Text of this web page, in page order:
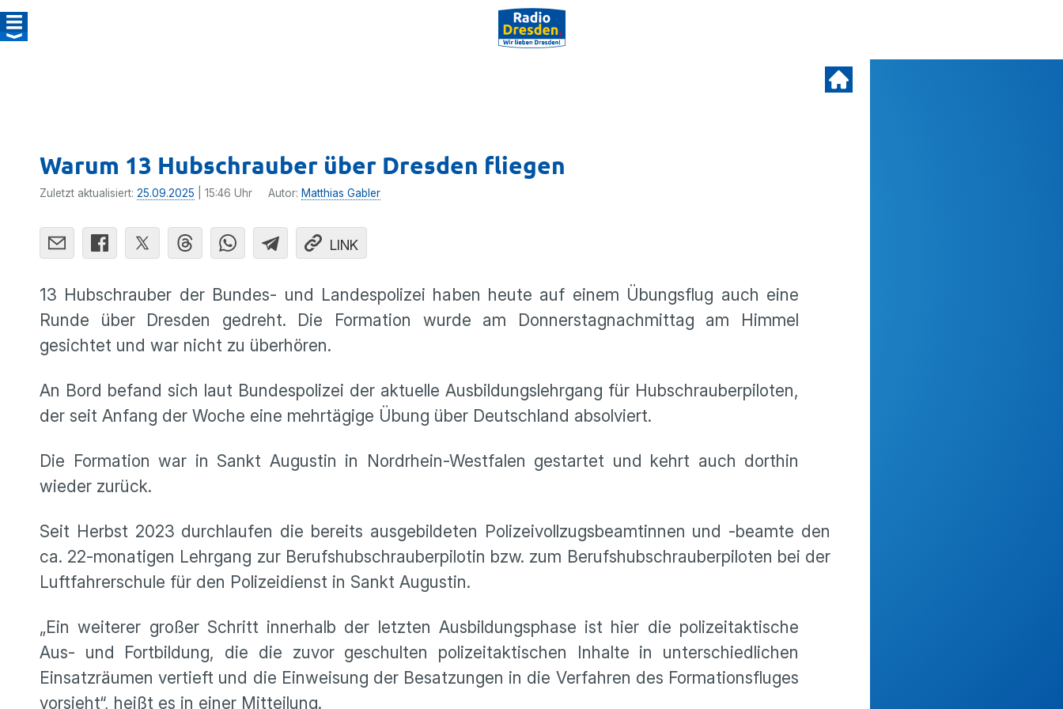
Warum 13 Hubschrauber über Dresden fliegen
Zuletzt aktualisiert: 25.09.2025 | 15:46 Uhr Autor: Matthias Gabler
LINK
13 Hubschrauber der Bundes- und Landespolizei haben heute auf einem Übungsflug auch eine
Runde über Dresden gedreht. Die Formation wurde am Donnerstagnachmittag am Himmel
gesichtet und war nicht zu überhören.
An Bord befand sich laut Bundespolizei der aktuelle Ausbildungslehrgang für Hubschrauberpiloten,
der seit Anfang der Woche eine mehrtägige Übung über Deutschland absolviert.
Die Formation war in Sankt Augustin in Nordrhein-Westfalen gestartet und kehrt auch dorthin
wieder zurück.
Seit Herbst 2023 durchlaufen die bereits ausgebildeten Polizeivollzugsbeamtinnen und -beamte den
ca. 22-monatigen Lehrgang zur Berufshubschrauberpilotin bzw. zum Berufshubschrauberpiloten bei der
Luftfahrerschule für den Polizeidienst in Sankt Augustin.
„Ein weiterer großer Schritt innerhalb der letzten Ausbildungsphase ist hier die polizeitaktische
Aus- und Fortbildung, die die zuvor geschulten polizeitaktischen Inhalte in unterschiedlichen
Einsatzräumen vertieft und die Einweisung der Besatzungen in die Verfahren des Formationsfluges
vorsieht“, heißt es in einer Mitteilung.